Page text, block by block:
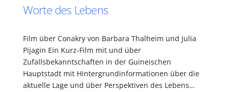
Worte des Lebens
Film über Conakry von Barbara Thalheim und Julia
Pijagin Ein Kurz-Film mit und über
Zufallsbekanntschaften in der Guineischen
Hauptstadt mit Hintergrundinformationen über die
aktuelle Lage und über Perspektiven des Lebens…